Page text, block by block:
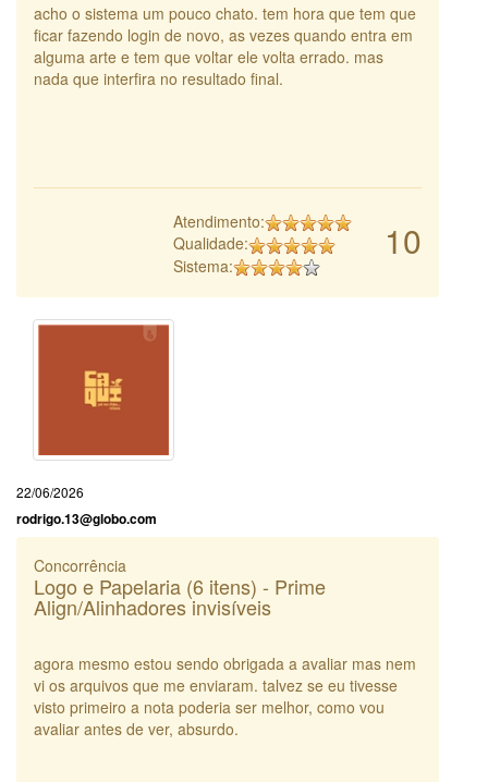
acho o sistema um pouco chato. tem hora que tem que
ficar fazendo login de novo, as vezes quando entra em
alguma arte e tem que voltar ele volta errado. mas
nada que interfira no resultado final.
10
Atendimento:
Qualidade:
Sistema:
22/06/2026
rodrigo.13@globo.com
Concorrência
Logo e Papelaria (6 itens) - Prime
Align/Alinhadores invisíveis
agora mesmo estou sendo obrigada a avaliar mas nem
vi os arquivos que me enviaram. talvez se eu tivesse
visto primeiro a nota poderia ser melhor, como vou
avaliar antes de ver, absurdo.